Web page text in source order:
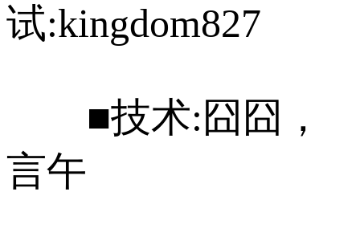
试:kingdom827
■技术:囧囧，
言午